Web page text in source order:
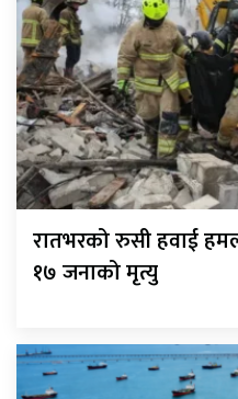
रातभरको रुसी हवाई
१७ जनाको मृत्यु